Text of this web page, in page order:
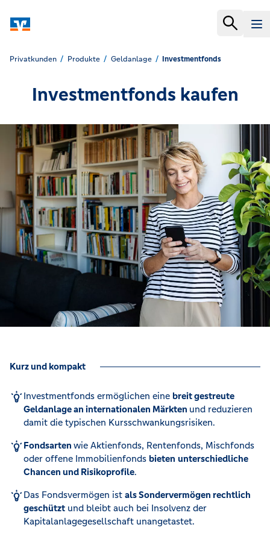
Privatkunden Produkte Geldanlage Investmentfonds
Investmentfonds kaufen
Kurz und kompakt
Investmentfonds ermöglichen eine breit gestreute
Geldanlage an internationalen Märkten und reduzieren
damit die typischen Kursschwankungsrisiken.
Fondsarten wie Aktienfonds, Rentenfonds, Mischfonds
oder offene Immobilienfonds bieten unterschiedliche
Chancen und Risikoprofile.
Das Fondsvermögen ist als Sondervermögen rechtlich
geschütztund bleibt auch bei Insolvenz der
Kapitalanlagegesellschaft unangetastet.